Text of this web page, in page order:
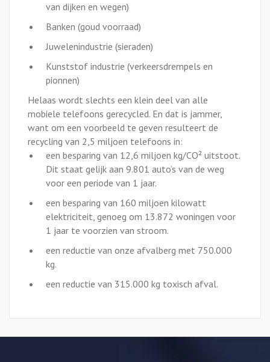
van dijken en wegen)
Banken (goud voorraad)
Juwelenindustrie (sieraden)
Kunststof industrie (verkeersdrempels en
pionnen)
Helaas wordt slechts een klein deel van alle
mobiele telefoons gerecycled. En dat is jammer,
want om een voorbeeld te geven resulteert de
recycling van 2,5 miljoen telefoons in:
een besparing van 12,6 miljoen kg/CO² uitstoot.
Dit staat gelijk aan 9.801 auto’s van de weg
voor een periode van 1 jaar.
een besparing van 160 miljoen kilowatt
elektriciteit, genoeg om 13.872 woningen voor
1 jaar te voorzien van stroom.
een reductie van onze afvalberg met 750.000
kg.
een reductie van 315.000 kg toxisch afval.